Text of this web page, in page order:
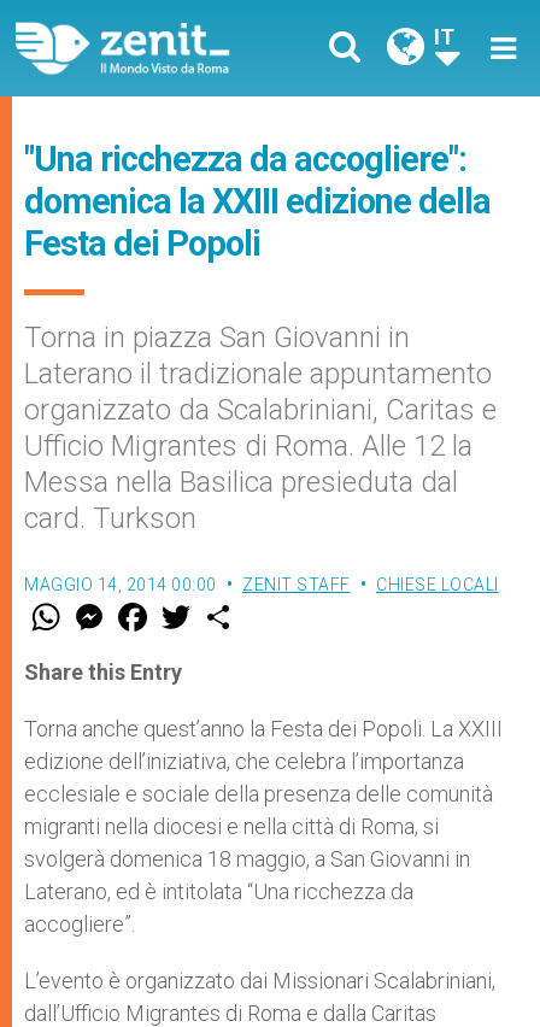
IT
"Una ricchezza da accogliere":
domenica la XXIII edizione della
Festa dei Popoli
Torna in piazza San Giovanni in
Laterano il tradizionale appuntamento
organizzato da Scalabriniani, Caritas e
Ufficio Migrantes di Roma. Alle 12 la
Messa nella Basilica presieduta dal
card. Turkson
MAGGIO 14, 2014 00:00 ZENIT STAFF CHIESE LOCALI
W
t
s
p
p
M
e
s
e
g
e
r
F
a
e
b
o
k
w
r
Share this Entry
Torna anche quest’anno la Festa dei Popoli. La XXIII
edizione dell’iniziativa, che celebra l’importanza
ecclesiale e sociale della presenza delle comunità
migranti nella diocesi e nella città di Roma, si
svolgerà domenica 18 maggio, a San Giovanni in
Laterano, ed è intitolata “Una ricchezza da
accogliere”.
L’evento è organizzato dai Missionari Scalabriniani,
dall’Ufficio Migrantes di Roma e dalla Caritas